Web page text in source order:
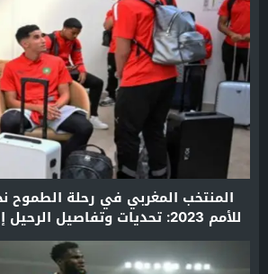
المنتخب المغربي في رحلة الطموح
للأمم 2023: تحديات وتفاصيل الرحيل إلى الكوت ديفوار